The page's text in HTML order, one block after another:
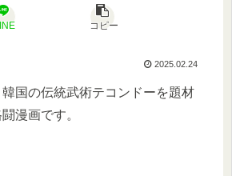
コピー
2025.02.24
国の伝統武術テコンドーを題材
漫画です。